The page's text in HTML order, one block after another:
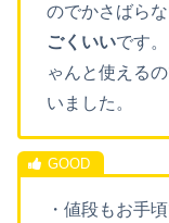
のでかさばらな
ごくいいです
ゃんと使える
いました。
・値段もお手